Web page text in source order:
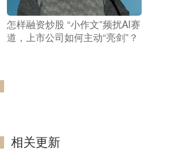
怎样融资炒股 “小作文”频扰AI赛
道，上市公司如何主动“亮剑”？
相关更新